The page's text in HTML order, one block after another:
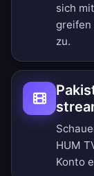
sich
greifen
zu.
HUM
Konto